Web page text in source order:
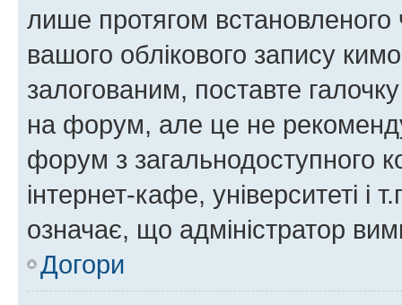
лише протягом встановленого
вашого облікового запису
залогованим, поставте
на форум, але це не
форум з загальнодоступного
інтернет-кафе, університеті і
означає, що адміністратор
Догори